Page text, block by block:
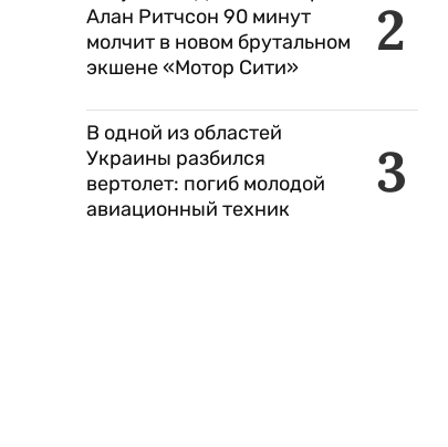
2
Алан Ритчсон 90 минут
молчит в новом брутальном
экшене «Мотор Сити»
3
В одной из областей
Украины разбился
вертолет: погиб молодой
авиационный техник